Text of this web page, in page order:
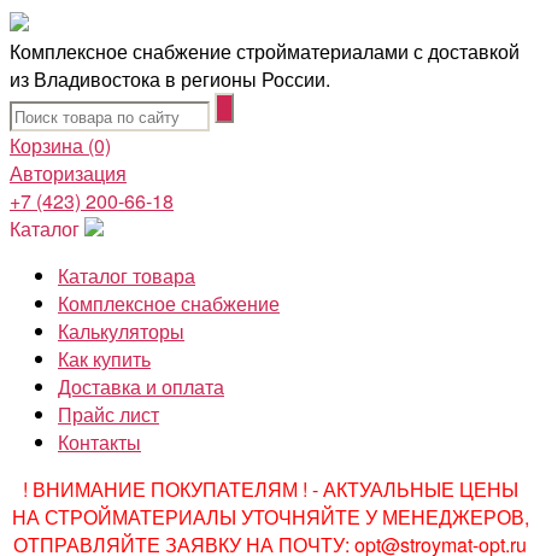
Комплексное снабжение стройматериалами с доставкой
из Владивостока в регионы России.
Корзина (0)
Авторизация
+7 (423) 200-66-18
Каталог
Каталог товара
Комплексное снабжение
Калькуляторы
Как купить
Доставка и оплата
Прайс лист
Контакты
! ВНИМАНИЕ ПОКУПАТЕЛЯМ ! - АКТУАЛЬНЫЕ ЦЕНЫ
НА СТРОЙМАТЕРИАЛЫ УТОЧНЯЙТЕ У МЕНЕДЖЕРОВ,
ОТПРАВЛЯЙТЕ ЗАЯВКУ НА ПОЧТУ: opt@stroymat-opt.ru